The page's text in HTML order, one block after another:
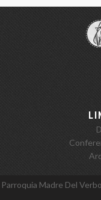
Parroquia Madre Del